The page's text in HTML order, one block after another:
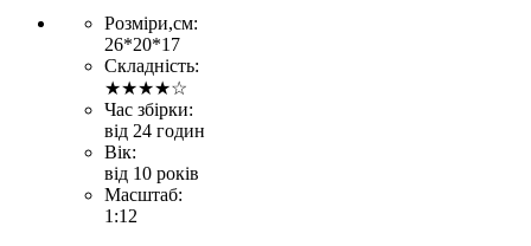
Розміри,см:
26*20*17
Складність:
★★★★☆
Час збірки:
від 24 годин
Вік:
від 10 років
Масштаб:
1:12